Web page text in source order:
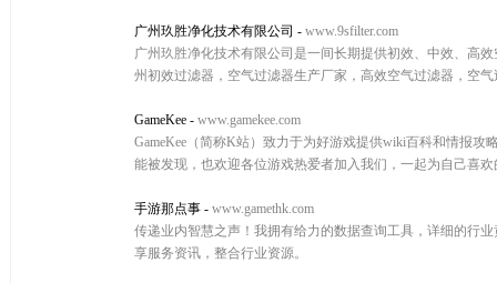
广州玖胜净化技术有限公司 - www.9sfilter.com
广州玖胜净化技术有限公司是一间长期提供初效、中效、高
州初效过滤器，空气过滤器生产厂家，高效空气过滤器，空气
GameKee - www.gamekee.com
GameKee（简称K站）致力于为好游戏提供wiki百科和情报
能被发现，也欢迎各位游戏热爱者加入我们，一起为自己喜
手游那点事 - www.gamethk.com
传递业内智慧之声！我拥有给力的数据查询工具，详细的行
享服务资讯，整合行业资源。